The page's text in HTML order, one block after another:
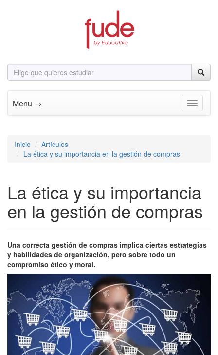
Menu → Toggle
Inicio
Artículos
La ética y su importancia en la gestión de compras
La ética y su importancia
en la gestión de compras
Una correcta gestión de compras implica ciertas estrategias
y habilidades de organización, pero sobre todo un
compromiso ético y moral.